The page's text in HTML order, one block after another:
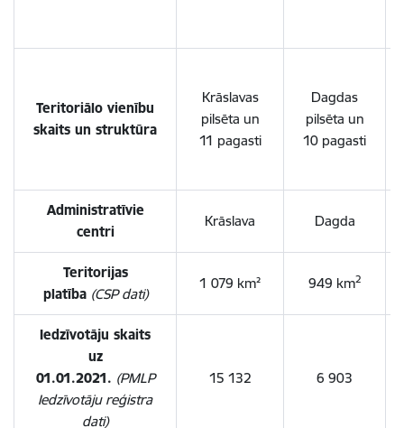
Teritoriālo vienību
skaits un struktūra
Krāslavas
pilsēta un
11 pagasti
Dagdas
pilsēta un
10 pagasti
Administratīvie
centri
Krāslava Dagda
Teritorijas
platība (CSP dati)
1 079 km² 949 km2
Iedzīvotāju skaits
uz
01.01.2021. (PMLP
Iedzīvotāju reģistra
dati)
15 132 6 903